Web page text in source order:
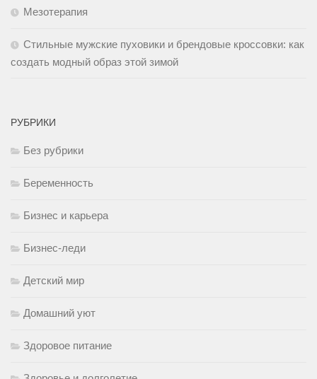
Мезотерапия
Стильные мужские пуховики и брендовые кроссовки: как
создать модный образ этой зимой
РУБРИКИ
Без рубрики
Беременность
Бизнес и карьера
Бизнес-леди
Детский мир
Домашний уют
Здоровое питание